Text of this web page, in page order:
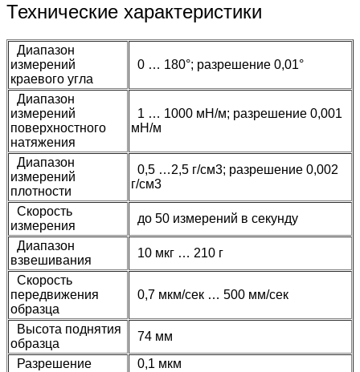
Технические характеристики
Диапазон
измерений
краевого угла
0 … 180°; разрешение 0,01°
Диапазон
измерений
поверхностного
натяжения
1 … 1000 мН/м; разрешение 0,001
мН/м
Диапазон
измерений
плотности
0,5 …2,5 г/cм3; разрешение 0,002
г/cм3
Скорость
измерения
до 50 измерений в секунду
Диапазон
взвешивания
10 мкг … 210 г
Скорость
передвижения
образца
0,7 мкм/сек … 500 мм/сек
Высота поднятия
образца
74 мм
Разрешение
0,1 мкм